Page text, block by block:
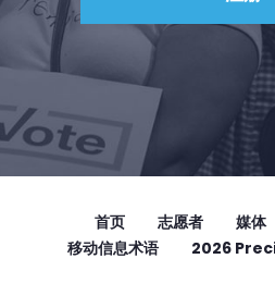
首页 志愿者 媒体
移动信息术语
2026